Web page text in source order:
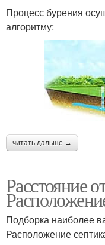
Процесс бурения
алгоритму:
читать дальше →
Расстояние
Подборка наиболее
Расположение